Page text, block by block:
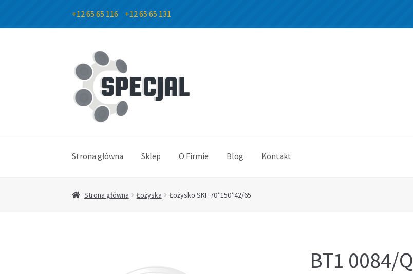
+12 65 65 116 +12 65 65 131
Przejdź
do
nawigacji
Przejdź
do
treści
Strona główna Sklep O Firmie Blog Kontakt
Strona główna Łożyska Łożysko SKF 70*150*42/65
BT1 0084/Q